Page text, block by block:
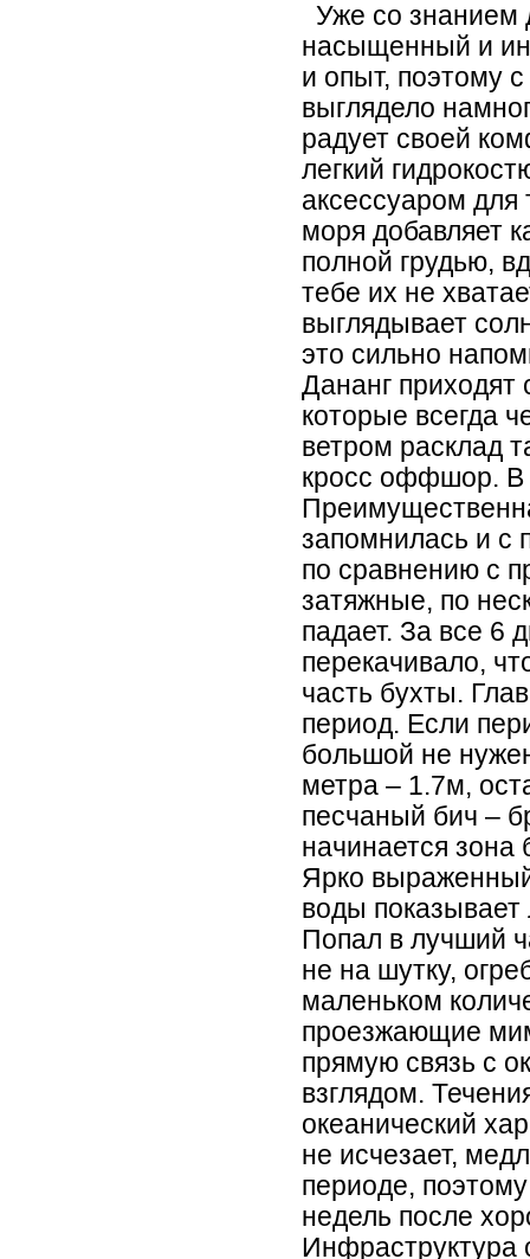
Уже со знанием
насыщенный и
и опыт, поэтому
выглядело
радует своей
легкий
аксессуаром для
моря добавляет
полной грудью,
тебе их не
выглядывает
это сильно
Дананг приходят
которые всегда
ветром расклад
кросс оффшор. В
запомнилась и с
по сравнению с
затяжные, по
падает. За все 6
перекачивало,
часть бухты.
период. Если
большой не
метра – 1.7м,
песчаный бич –
начинается зона
Ярко
воды
Попал в лучший
не на шутку,
маленьком
проезжающие
прямую связь с
взглядом.
океанический
не исчезает,
периоде,
недель после
Инфраструктура